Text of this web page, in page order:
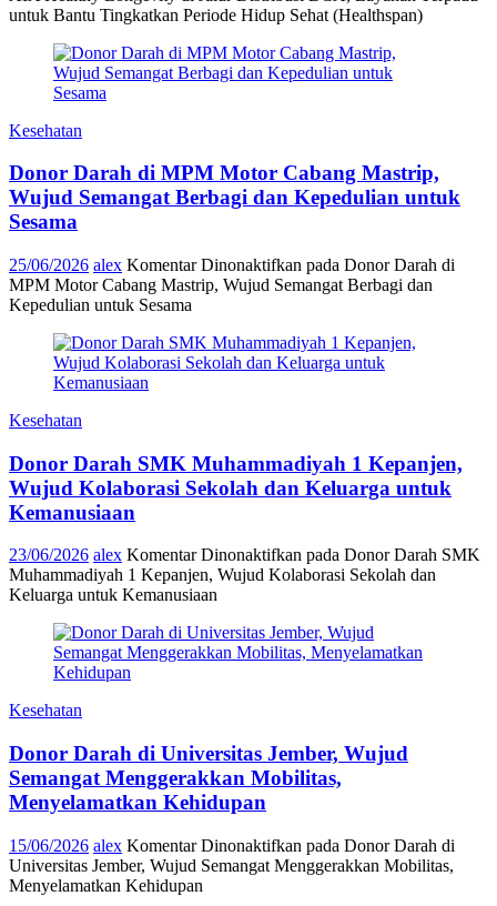
untuk Bantu Tingkatkan Periode Hidup Sehat (Healthspan)
Kesehatan
Donor Darah di MPM Motor Cabang Mastrip,
Wujud Semangat Berbagi dan Kepedulian untuk
Sesama
25/06/2026 alex Komentar Dinonaktifkan pada Donor Darah di
MPM Motor Cabang Mastrip, Wujud Semangat Berbagi dan
Kepedulian untuk Sesama
Kesehatan
Donor Darah SMK Muhammadiyah 1 Kepanjen,
Wujud Kolaborasi Sekolah dan Keluarga untuk
Kemanusiaan
23/06/2026 alex Komentar Dinonaktifkan pada Donor Darah SMK
Muhammadiyah 1 Kepanjen, Wujud Kolaborasi Sekolah dan
Keluarga untuk Kemanusiaan
Kesehatan
Donor Darah di Universitas Jember, Wujud
Semangat Menggerakkan Mobilitas,
Menyelamatkan Kehidupan
15/06/2026 alex Komentar Dinonaktifkan pada Donor Darah di
Universitas Jember, Wujud Semangat Menggerakkan Mobilitas,
Menyelamatkan Kehidupan